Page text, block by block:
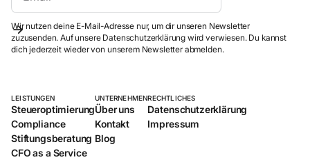
Wir nutzen deine E-Mail-Adresse nur, um dir unseren Newsletter
zuzusenden. Auf unsere Datenschutzerklärung wird verwiesen. Du kannst
dich jederzeit wieder von unserem Newsletter abmelden.
LEISTUNGEN
Steueroptimierung
Compliance
Stiftungsberatung
CFO as a Service
UNTERNEHMEN
Über uns
Kontakt
Blog
RECHTLICHES
Datenschutzerklärung
Impressum